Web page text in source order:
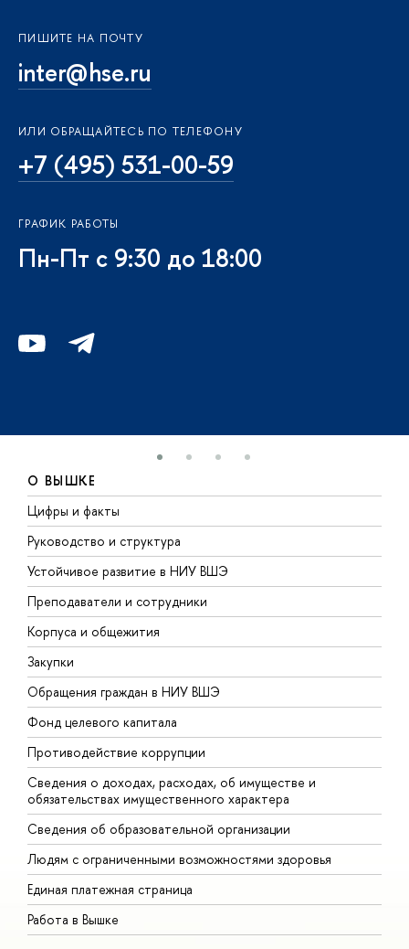
ПИШИТЕ НА ПОЧТУ
inter@hse.ru
ИЛИ ОБРАЩАЙТЕСЬ ПО ТЕЛЕФОНУ
+7 (495) 531-00-59
ГРАФИК РАБОТЫ
Пн-Пт с 9:30 до 18:00
О ВЫШКЕ
Цифры и факты
Руководство и структура
Устойчивое развитие в НИУ ВШЭ
Преподаватели и сотрудники
Корпуса и общежития
Закупки
Обращения граждан в НИУ ВШЭ
Фонд целевого капитала
Противодействие коррупции
Сведения о доходах, расходах, об имуществе и
обязательствах имущественного характера
Сведения об образовательной организации
Людям с ограниченными возможностями здоровья
Единая платежная страница
Работа в Вышке